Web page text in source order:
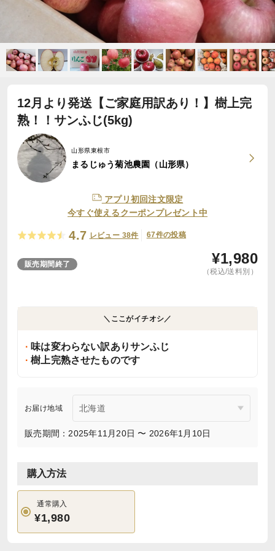
12月より発送【ご家庭用訳あり！】樹上完
熟！！サンふじ(5kg)
山形県東根市
まるじゅう菊池農園（山形県）
アプリ初回注文限定
今すぐ使えるクーポンプレゼント中
4.7 レビュー 38件 67件の投稿
販売期間終了 ¥1,980
（税込/送料別）
＼ここがイチオシ／
味は変わらない訳ありサンふじ
樹上完熟させたものです
お届け地域
販売期間：2025年11月20日 〜 2026年1月10日
購入方法
通常購入
¥1,980